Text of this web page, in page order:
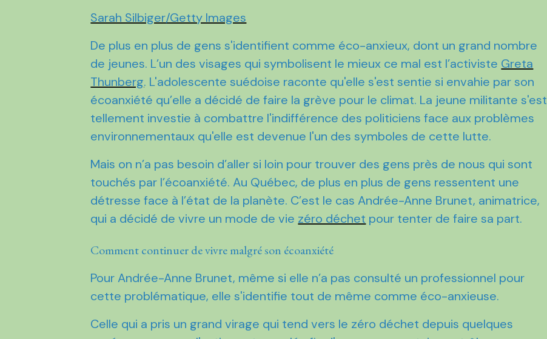
Sarah Silbiger/Getty Images
De plus en plus de gens s'identifient comme éco-anxieux, dont un grand nombre
de jeunes. L’un des visages qui symbolisent le mieux ce mal est l’activiste Greta
Thunberg. L'adolescente suédoise raconte qu'elle s'est sentie si envahie par son
écoanxiété qu’elle a décidé de faire la grève pour le climat. La jeune militante s'est
tellement investie à combattre l'indifférence des politiciens face aux problèmes
environnementaux qu'elle est devenue l'un des symboles de cette lutte.
Mais on n’a pas besoin d’aller si loin pour trouver des gens près de nous qui sont
touchés par l’écoanxiété. Au Québec, de plus en plus de gens ressentent une
détresse face à l’état de la planète. C’est le cas Andrée-Anne Brunet, animatrice,
qui a décidé de vivre un mode de vie zéro déchet pour tenter de faire sa part.
Comment continuer de vivre malgré son écoanxiété
Pour Andrée-Anne Brunet, même si elle n’a pas consulté un professionnel pour
cette problématique, elle s'identifie tout de même comme éco-anxieuse.
Celle qui a pris un grand virage qui tend vers le zéro déchet depuis quelques